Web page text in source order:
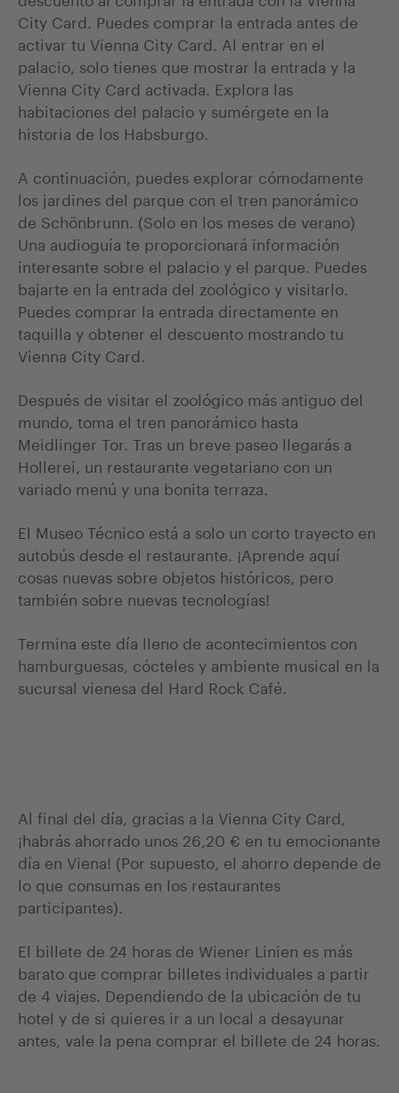
City Card. Puedes comprar la entrada antes de
activar tu Vienna City Card. Al entrar en el
palacio, solo tienes que mostrar la entrada y la
Vienna City Card activada. Explora las
habitaciones del palacio y sumérgete en la
historia de los Habsburgo.
A continuación, puedes explorar cómodamente
los jardines del parque con el tren panorámico
de Schönbrunn. (Solo en los meses de verano)
Una audioguía te proporcionará información
interesante sobre el palacio y el parque. Puedes
bajarte en la entrada del zoológico y visitarlo.
Puedes comprar la entrada directamente en
taquilla y obtener el descuento mostrando tu
Vienna City Card.
Después de visitar el zoológico más antiguo del
mundo, toma el tren panorámico hasta
Meidlinger Tor. Tras un breve paseo llegarás a
Hollerei, un restaurante vegetariano con un
variado menú y una bonita terraza.
El Museo Técnico está a solo un corto trayecto en
autobús desde el restaurante. ¡Aprende aquí
cosas nuevas sobre objetos históricos, pero
también sobre nuevas tecnologías!
Termina este día lleno de acontecimientos con
hamburguesas, cócteles y ambiente musical en la
sucursal vienesa del Hard Rock Café.
Al final del día, gracias a la Vienna City Card,
¡habrás ahorrado unos 26,20 € en tu emocionante
día en Viena! (Por supuesto, el ahorro depende de
lo que consumas en los restaurantes
participantes).
El billete de 24 horas de Wiener Linien es más
barato que comprar billetes individuales a partir
de 4 viajes. Dependiendo de la ubicación de tu
hotel y de si quieres ir a un local a desayunar
antes, vale la pena comprar el billete de 24 horas.